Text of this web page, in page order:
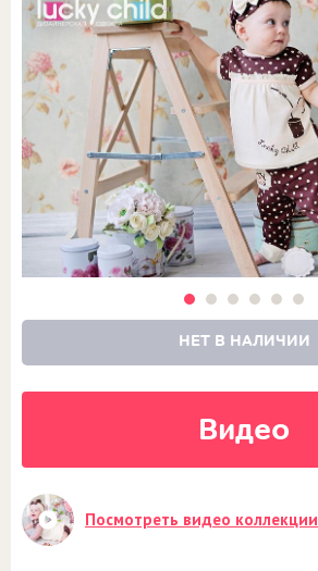
НЕТ В НАЛИЧИИ
Видео
Посмотреть видео коллекции